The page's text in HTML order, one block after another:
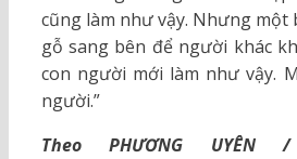
cũng làm như vậy. Nhưng một
gỗ sang bên để người khác
con người mới làm như vậy.
người.”
Theo PHƯƠNG UYÊN